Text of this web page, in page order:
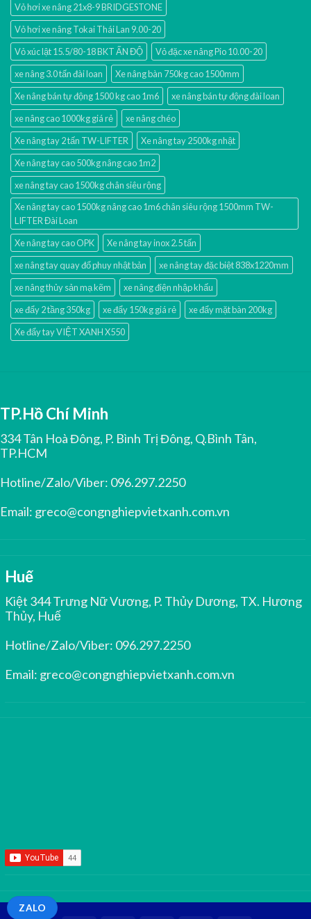
ZALO
Vỏ hơi xe nâng 21x8-9 BRIDGESTONE
Vỏ hơi xe nâng Tokai Thái Lan 9.00-20
Vỏ xúc lật 15.5/80-18 BKT ẤN ĐỘ
Vỏ đặc xe nâng Pio 10.00-20
xe nâng 3.0 tấn đài loan
Xe nâng bàn 750kg cao 1500mm
Xe nâng bán tự động 1500 kg cao 1m6
xe nâng bán tự động đài loan
xe nâng cao 1000kg giá rẻ
xe nâng chéo
Xe nâng tay 2 tấn TW-LIFTER
Xe nâng tay 2500kg nhật
Xe nâng tay cao 500kg nâng cao 1m2
xe nâng tay cao 1500kg chân siêu rộng
Xe nâng tay cao 1500kg nâng cao 1m6 chân siêu rộng 1500mm TW-
LIFTER Đài Loan
Xe nâng tay cao OPK
Xe nâng tay inox 2.5 tấn
xe nâng tay quay đổ phuy nhật bản
xe nâng tay đặc biệt 838x1220mm
xe nâng thủy sản mạ kẽm
xe nâng điện nhập khấu
xe đẩy 2 tầng 350kg
xe đẩy 150kg giá rẻ
xe đẩy mặt bàn 200kg
Xe đẩy tay VIỆT XANH X550
TP.Hồ Chí Minh
334 Tân Hoà Đông, P. Bình Trị Đông, Q.Bình Tân,
TP.HCM
Hotline/Zalo/Viber: 096.297.2250
Email: greco@congnghiepvietxanh.com.vn
Huế
Kiệt 344 Trưng Nữ Vương, P. Thủy Dương, TX. Hương
Thủy, Huế
Hotline/Zalo/Viber: 096.297.2250
Email: greco@congnghiepvietxanh.com.vn